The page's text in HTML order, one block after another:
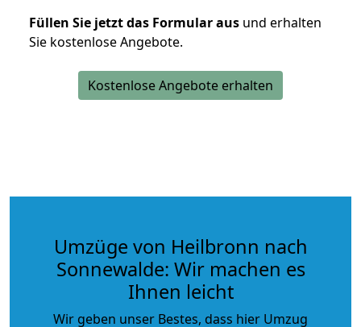
Füllen Sie jetzt das Formular aus und erhalten
Sie kostenlose Angebote.
Kostenlose Angebote erhalten
Umzüge von Heilbronn nach
Sonnewalde: Wir machen es
Ihnen leicht
Wir geben unser Bestes, dass hier Umzug